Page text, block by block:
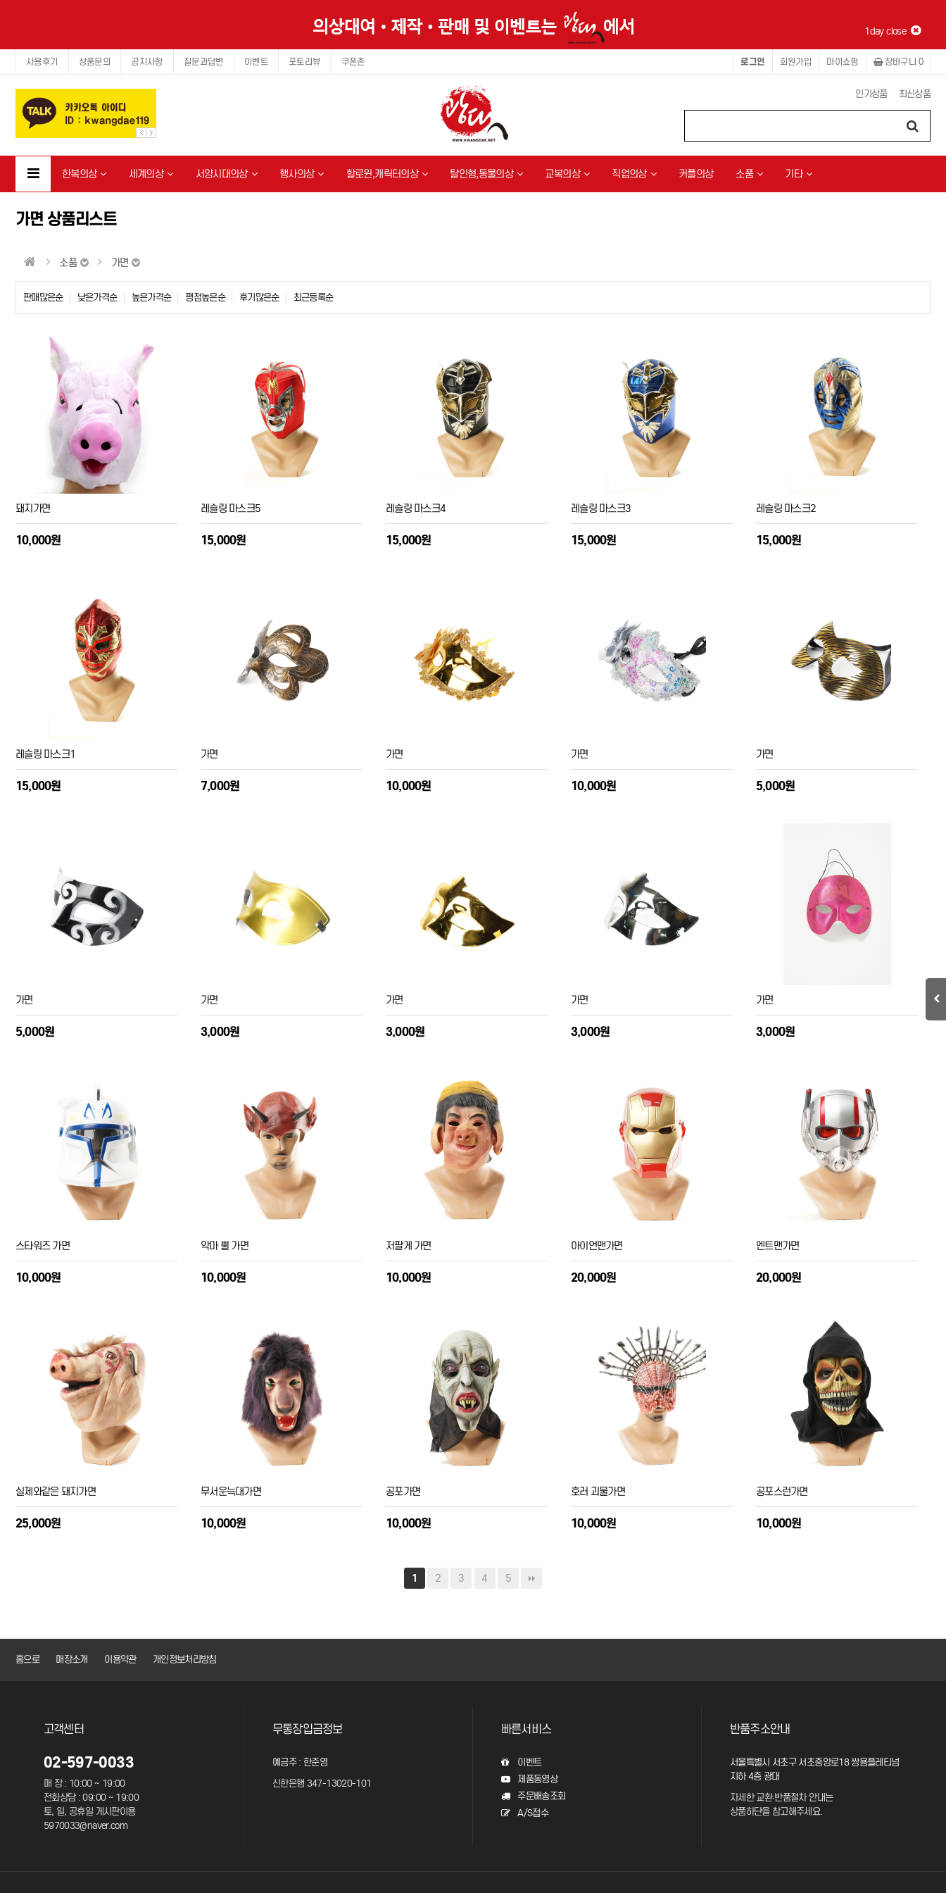
1day close
사용후기 상품문의 공지사항 질문과답변 이벤트 포토리뷰 쿠폰존 장바구니 0
마이쇼핑
회원가입
로그인
최신상품
인기상품
한복의상 세계의상 서양시대의상 행사의상 할로윈,캐릭터의상 탈인형,동물의상 교복의상 직업의상 커플의상 소품 기타
가면 상품리스트
소품 가면
판매많은순 낮은가격순 높은가격순 평점높은순 후기많은순 최근등록순
돼지가면
10,000원
레슬링 마스크5
15,000원
레슬링 마스크4
15,000원
레슬링 마스크3
15,000원
레슬링 마스크2
15,000원
레슬링 마스크1
15,000원
가면
7,000원
가면
10,000원
가면
10,000원
가면
5,000원
가면
5,000원
가면
3,000원
가면
3,000원
가면
3,000원
가면
3,000원
스타워즈 가면
10,000원
악마 뿔 가면
10,000원
저팔게 가면
10,000원
아이언맨가면
20,000원
엔트맨가면
20,000원
실제와같은 돼지가면
25,000원
무서운늑대가면
10,000원
공포가면
10,000원
호러 괴물가면
10,000원
공포스런가면
10,000원
1 2 3 4 5
홈으로 매장소개 이용약관 개인정보처리방침
고객센터
02-597-0033
매 장 : 10:00 ~ 19:00
전화상담 : 09:00 ~ 19:00
토, 일, 공휴일 게시판이용
5970033@naver.com
무통장입금정보
예금주 : 한준영
신한은행 347-13020-101
빠른서비스
이벤트
제품동영상
주문배송조회
A/S접수
반품주소안내
서울특별시 서초구 서초중앙로18 쌍용플레티넘
지하 4층 광대
자세한 교환·반품절차 안내는
상품하단을 참고해주세요.